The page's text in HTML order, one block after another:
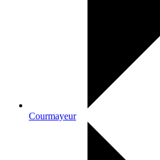
Courmayeur